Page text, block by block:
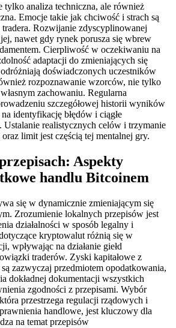
tylko analiza techniczna, ale również
Emocje takie jak chciwość i strach są
Rozwijanie zdyscyplinowanej
nawet gdy rynek porusza się wbrew
Cierpliwość w oczekiwaniu na
adaptacji do zmieniających się
doświadczonych uczestników
rozpoznawanie wzorców, nie tylko
zachowaniu. Regularna
szczegółowej historii wyników
identyfikację błędów i ciągłe
Ustalanie realistycznych celów i trzymanie
limit jest częścią tej mentalnej gry.
Aspekty
handlu Bitcoinem
się w dynamicznie zmieniającym się
Zrozumienie lokalnych przepisów jest
działalności w sposób legalny i
kryptowalut różnią się w
wpływając na działanie giełd
traderów. Zyski kapitałowe z
zazwyczaj przedmiotem opodatkowania,
dokładnej dokumentacji wszystkich
zgodności z przepisami. Wybór
przestrzega regulacji rządowych i
handlowe, jest kluczowy dla
na temat przepisów